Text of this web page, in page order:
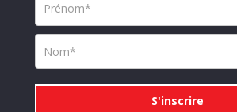
S'inscrire